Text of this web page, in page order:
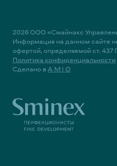
+7
2026ООО «Смайнэкс
Информация на данном сайте
офертой, определяемой ст. 437
Политика конфиденциальности
Сделано в A M I O